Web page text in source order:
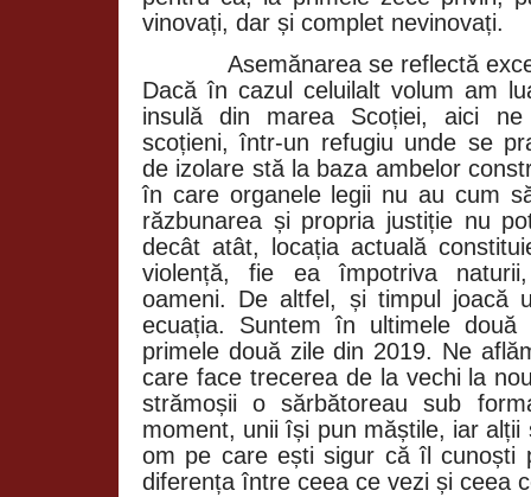
vinovați, dar și complet nevinovați.
Asemănarea se reflectă
Dacă în cazul celuilalt volum am
insulă din marea Scoției, aici
scoțieni, într-un refugiu unde se
de izolare stă la baza ambelor
în care organele legii nu au cum
răzbunarea și propria justiție nu
decât atât, locația actuală
violență, fie ea împotriva
oameni. De altfel, și timpul joacă
ecuația. Suntem în ultimele
primele două zile din 2019. Ne
care face trecerea de la vechi la
strămoșii o sărbătoreau sub
moment, unii își pun măștile, iar
om pe care ești sigur că îl cunoști
diferența între ceea ce vezi și ceea